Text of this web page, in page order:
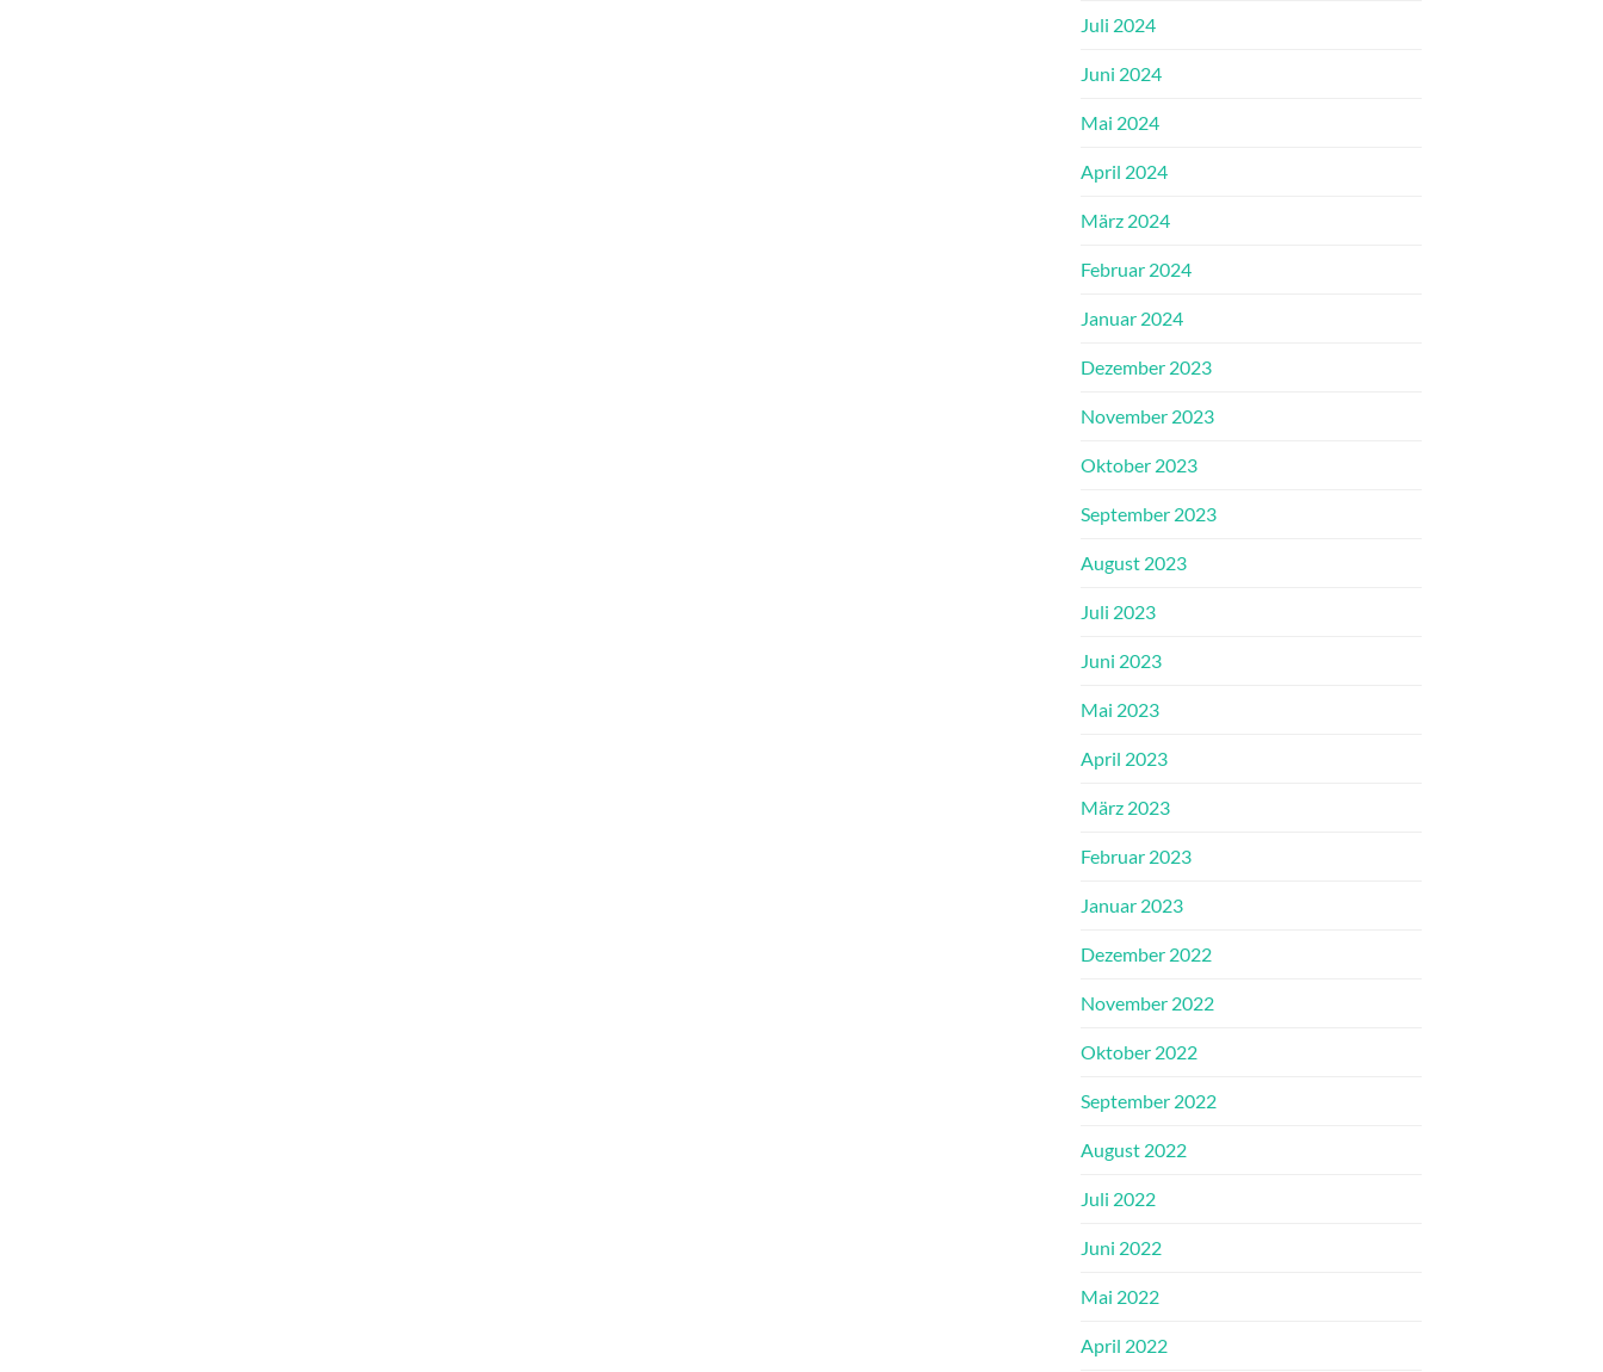
Juli 2024
Juni 2024
Mai 2024
April 2024
März 2024
Februar 2024
Januar 2024
Dezember 2023
November 2023
Oktober 2023
September 2023
August 2023
Juli 2023
Juni 2023
Mai 2023
April 2023
März 2023
Februar 2023
Januar 2023
Dezember 2022
November 2022
Oktober 2022
September 2022
August 2022
Juli 2022
Juni 2022
Mai 2022
April 2022